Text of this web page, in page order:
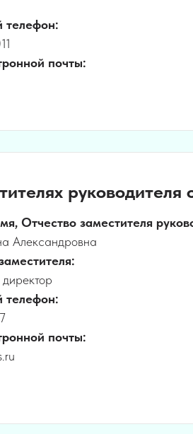
телефон:
почты:
руководителя
Отчество заместителя
Александровна
телефон:
почты: